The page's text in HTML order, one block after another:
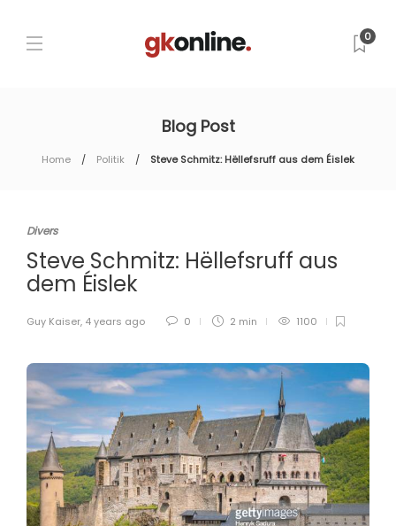
0
Blog Post
Home Politik Steve Schmitz: Hëllefsruff aus dem Éislek
Divers
Steve Schmitz: Hëllefsruff aus
dem Éislek
Guy Kaiser, 4 years ago 0 2 min 1100